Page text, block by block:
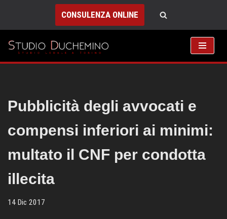
Vai
al
contenuto
CONSULENZA ONLINE
Pubblicità degli avvocati e
compensi inferiori ai minimi:
multato il CNF per condotta
illecita
14 Dic 2017